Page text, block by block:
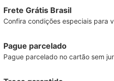
Frete Grátis Brasil
Confira condições especiais para
Pague parcelado
Pague parcelado no cartão sem